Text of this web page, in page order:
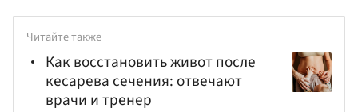
Читайте также
Как восстановить живот после
кесарева сечения: отвечают
врачи и тренер